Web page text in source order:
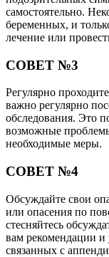
самостоятельно.
беременных, и
лечение или
СОВЕТ №3
Регулярно
важно регулярно
обследования. Это
возможные
необходимые меры.
СОВЕТ №4
Обсуждайте свои
или опасения по
стесняйтесь
вам рекомендации и
связанных с